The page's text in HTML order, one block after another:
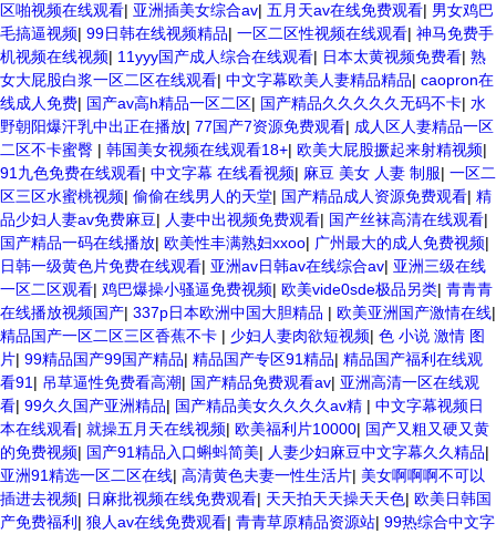
区啪视频在线观看| 亚洲插美女综合av| 五月天av在线免费观看| 男女鸡巴
毛搞逼视频| 99日韩在线视频精品| 一区二区性视频在线观看| 神马免费手
机视频在线视频| 11yyy国产成人综合在线观看| 日本太黄视频免费看| 熟
女大屁股白浆一区二区在线观看| 中文字幕欧美人妻精品精品| caopron在
线成人免费| 国产av高h精品一区二区| 国产精品久久久久久无码不卡| 水
野朝阳爆汗乳中出正在播放| 77国产7资源免费观看| 成人区人妻精品一区
二区不卡蜜臀 | 韩国美女视频在线观看18+| 欧美大屁股撅起来射精视频|
91九色免费在线观看| 中文字幕 在线看视频| 麻豆 美女 人妻 制服| 一区二
区三区水蜜桃视频| 偷偷在线男人的天堂| 国产精品成人资源免费观看| 精
品少妇人妻av免费麻豆| 人妻中出视频免费观看| 国产丝袜高清在线观看|
国产精品一码在线播放| 欧美性丰满熟妇xxoo| 广州最大的成人免费视频|
日韩一级黄色片免费在线观看| 亚洲av日韩av在线综合av| 亚洲三级在线
一区二区观看| 鸡巴爆操小骚逼免费视频| 欧美vide0sde极品另类| 青青青
在线播放视频国产| 337p日本欧洲中国大胆精品 | 欧美亚洲国产激情在线|
精品国产一区二区三区香蕉不卡 | 少妇人妻肉欲短视频| 色 小说 激情 图
片| 99精品国产99国产精品| 精品国产专区91精品| 精品国产福利在线观
看91 | 吊草逼性免费看高潮| 国产精品免费观看av| 亚洲高清一区在线观
看| 99久久国产亚洲精品| 国产精品美女久久久久av精 | 中文字幕视频日
本在线观看| 就操五月天在线视频| 欧美福利片10000| 国产又粗又硬又黄
的免费视频| 国产91精品入口蝌蚪简美| 人妻少妇麻豆中文字幕久久精品|
亚洲91精选一区二区在线| 高清黄色夫妻一性生活片| 美女啊啊啊不可以
插进去视频| 日麻批视频在线免费观看| 天天拍天天操天天色| 欧美日韩国
产免费福利 | 狼人av在线免费观看| 青青草原精品资源站| 99热综合中文字